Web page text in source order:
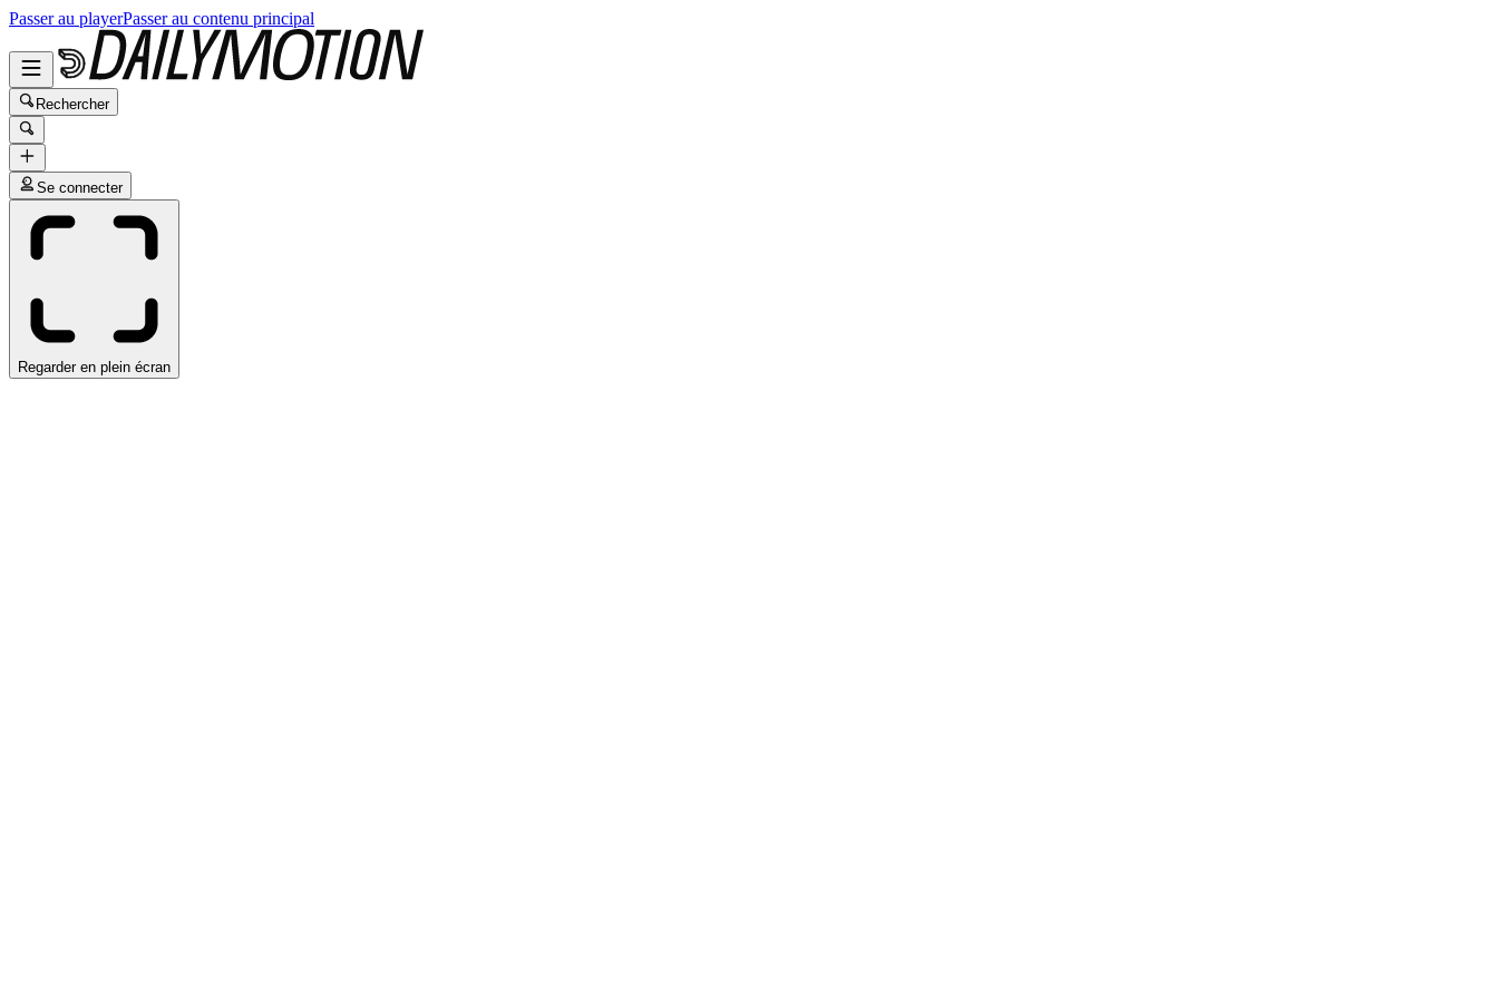
Passer au playerPasser au contenu principal
Rechercher
Se connecter
Regarder en plein écran